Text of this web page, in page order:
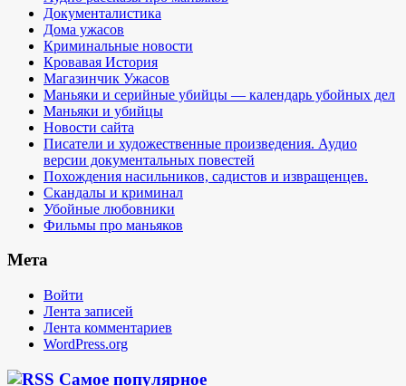
Документалистика
Дома ужасов
Криминальные новости
Кровавая История
Магазинчик Ужасов
Маньяки и серийные убийцы — календарь убойных дел
Маньяки и убийцы
Новости сайта
Писатели и художественные произведения. Аудио
версии документальных повестей
Похождения насильников, садистов и извращенцев.
Скандалы и криминал
Убойные любовники
Фильмы про маньяков
Мета
Войти
Лента записей
Лента комментариев
WordPress.org
Самое популярное